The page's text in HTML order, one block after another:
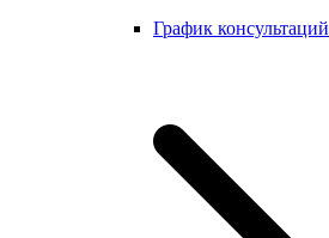
График консультаций